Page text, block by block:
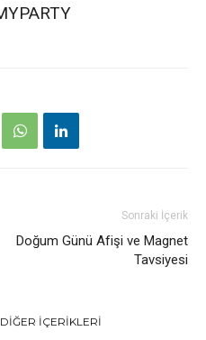
Sonraki İçerik
Doğum Günü Afişi ve Magnet
Tavsiyesi
İÇERIKLERI